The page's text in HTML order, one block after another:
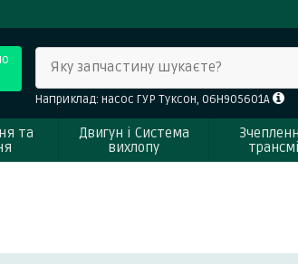
Яку запчастину шукаєте?
Наприклад: насос ГУР Туксон, 06H905601A
та
Двигун і Система
вихлопу